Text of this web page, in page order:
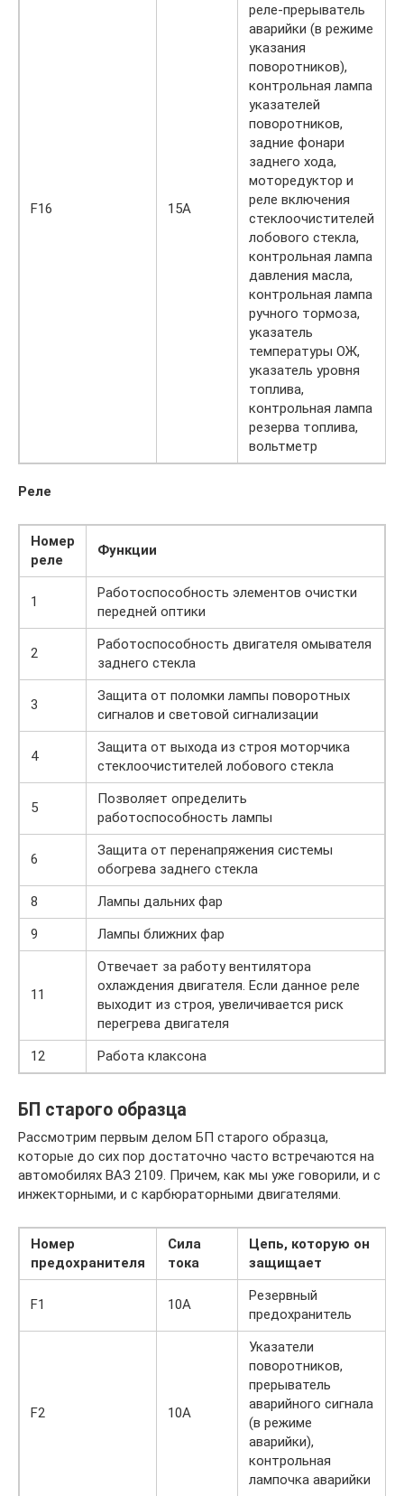
F16 15А
реле-прерыватель
аварийки (в режиме
указания
поворотников),
контрольная лампа
указателей
поворотников,
задние фонари
заднего хода,
моторедуктор и
реле включения
стеклоочистителей
лобового стекла,
контрольная лампа
давления масла,
контрольная лампа
ручного тормоза,
указатель
температуры ОЖ,
указатель уровня
топлива,
контрольная лампа
резерва топлива,
вольтметр
Реле
Номер
реле
Функции
1
Работоспособность элементов очистки
передней оптики
2
Работоспособность двигателя омывателя
заднего стекла
3
Защита от поломки лампы поворотных
сигналов и световой сигнализации
4
Защита от выхода из строя моторчика
стеклоочистителей лобового стекла
5
Позволяет определить
работоспособность лампы
6
Защита от перенапряжения системы
обогрева заднего стекла
8
Лампы дальних фар
9
Лампы ближних фар
11
Отвечает за работу вентилятора
охлаждения двигателя. Если данное реле
выходит из строя, увеличивается риск
перегрева двигателя
12
Работа клаксона
БП старого образца
Рассмотрим первым делом БП старого образца,
которые до сих пор достаточно часто встречаются на
автомобилях ВАЗ 2109. Причем, как мы уже говорили, и с
инжекторными, и с карбюраторными двигателями.
Номер
предохранителя
Сила
тока
Цепь, которую он
защищает
F1 10А
Резервный
предохранитель
F2 10А
Указатели
поворотников,
прерыватель
аварийного сигнала
(в режиме
аварийки),
контрольная
лампочка аварийки